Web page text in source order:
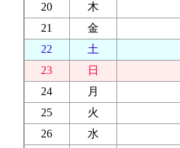
20
木
21
金
22
土
23
日
24
月
25
火
26
水